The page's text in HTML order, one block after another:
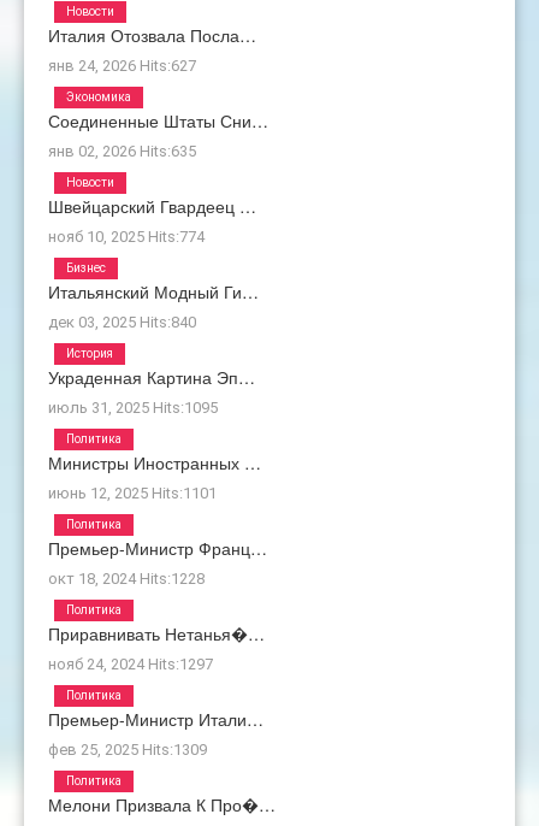
Италия Отозвала Посла…
янв 24, 2026 Hits:627
Новости
Соединенные Штаты Сни…
янв 02, 2026 Hits:635
Экономика
Швейцарский Гвардеец …
нояб 10, 2025 Hits:774
Новости
Итальянский Модный Ги…
дек 03, 2025 Hits:840
Бизнес
Украденная Картина Эп…
июль 31, 2025 Hits:1095
История
Министры Иностранных …
июнь 12, 2025 Hits:1101
Политика
Премьер-Министр Франц…
окт 18, 2024 Hits:1228
Политика
Приравнивать Нетанья�…
нояб 24, 2024 Hits:1297
Политика
Премьер-Министр Итали…
фев 25, 2025 Hits:1309
Политика
Мелони Призвала К Про�…
Политика